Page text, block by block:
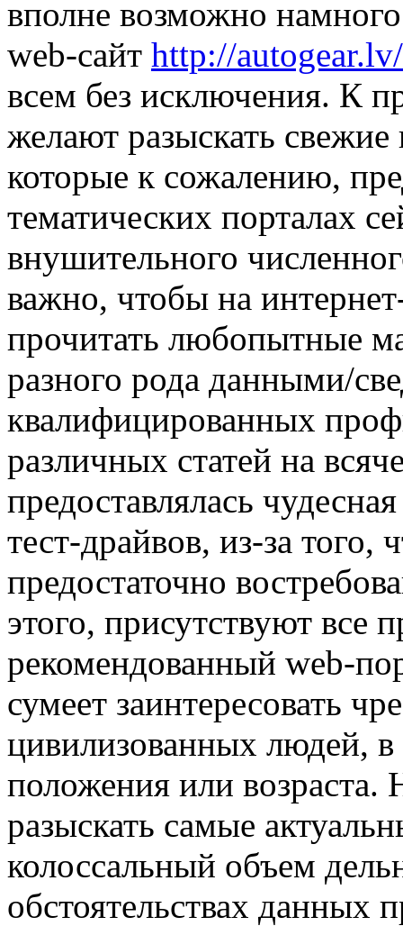
вполне возможно
web-сайт http://autogear.lv/
всем без исключения. К
желают разыскать
которые к сожалению,
тематических порталах
внушительного
важно, чтобы на
прочитать любопытные
разного рода данными/
квалифицированных
различных статей на
предоставлялась
тест-драйвов, из-за
предостаточно
этого, присутствуют все
рекомендованный web-
сумеет заинтересовать
цивилизованных людей, в
положения или возраста.
разыскать самые
колоссальный объем
обстоятельствах данных